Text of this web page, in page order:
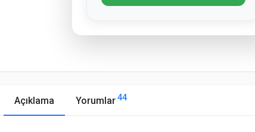
Açıklama Yorumlar44